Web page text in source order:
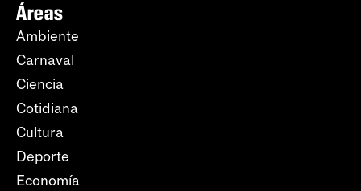
Áreas
Ambiente
Carnaval
Ciencia
Cotidiana
Cultura
Deporte
Economía